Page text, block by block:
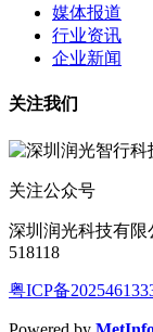
媒体报道
行业资讯
企业新闻
关注我们
关注公众号
深圳润光科技有限
518118
粤ICP备